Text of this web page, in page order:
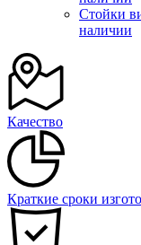
Стойки
наличии
Качество
Краткие сроки